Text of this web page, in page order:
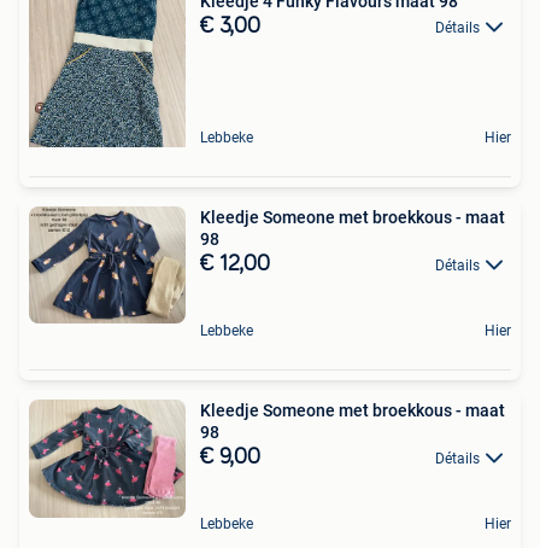
€ 3,00 Détails
Lebbeke Hier
Kleedje Someone met broekkous - maat
98
€ 12,00 Détails
Lebbeke Hier
Kleedje Someone met broekkous - maat
98
€ 9,00 Détails
Lebbeke Hier